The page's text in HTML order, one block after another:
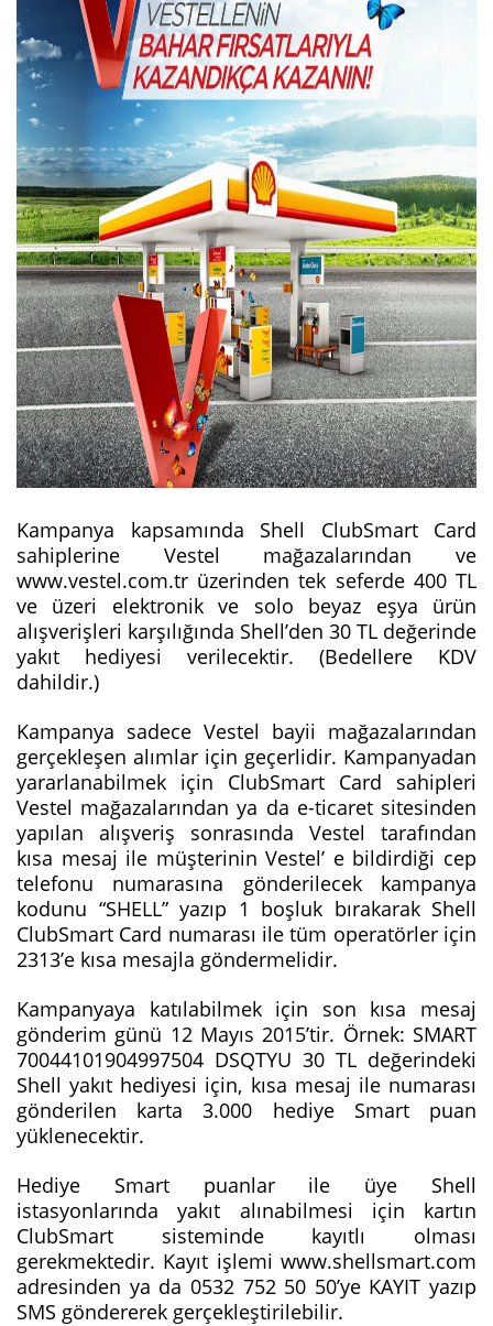
Kampanya kapsamında Shell ClubSmart Card
sahiplerine Vestel mağazalarından ve
www.vestel.com.tr üzerinden tek seferde 400 TL
ve üzeri elektronik ve solo beyaz eşya ürün
alışverişleri karşılığında Shell’den 30 TL değerinde
yakıt hediyesi verilecektir. (Bedellere KDV
dahildir.)
Kampanya sadece Vestel bayii mağazalarından
gerçekleşen alımlar için geçerlidir. Kampanyadan
yararlanabilmek için ClubSmart Card sahipleri
Vestel mağazalarından ya da e-ticaret sitesinden
yapılan alışveriş sonrasında Vestel tarafından
kısa mesaj ile müşterinin Vestel’ e bildirdiği cep
telefonu numarasına gönderilecek kampanya
kodunu “SHELL” yazıp 1 boşluk bırakarak Shell
ClubSmart Card numarası ile tüm operatörler için
2313’e kısa mesajla göndermelidir.
Kampanyaya katılabilmek için son kısa mesaj
gönderim günü 12 Mayıs 2015’tir. Örnek: SMART
70044101904997504 DSQTYU 30 TL değerindeki
Shell yakıt hediyesi için, kısa mesaj ile numarası
gönderilen karta 3.000 hediye Smart puan
yüklenecektir.
Hediye Smart puanlar ile üye Shell
istasyonlarında yakıt alınabilmesi için kartın
ClubSmart sisteminde kayıtlı olması
gerekmektedir. Kayıt işlemi www.shellsmart.com
adresinden ya da 0532 752 50 50’ye KAYIT yazıp
SMS göndererek gerçekleştirilebilir.